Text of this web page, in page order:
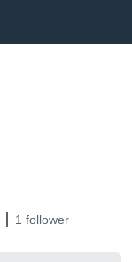
1 follower